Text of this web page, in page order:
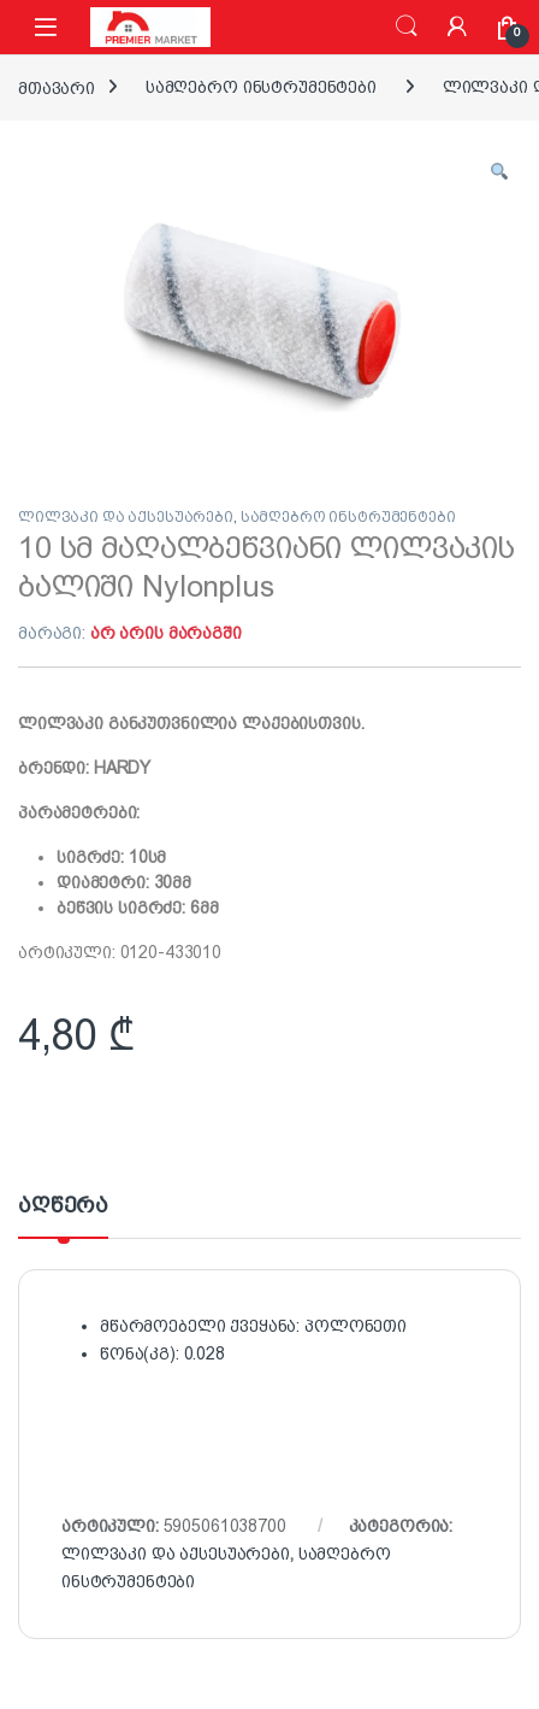
ნავიგაციაზე გადასვლა
შინაარსზე გადასვლა
0
მთავარი სამღებრო ინსტრუმენტები ლილვაკი
ლილვაკი და აქსესუარები სამღებრო ინსტრუმენტები
10 სმ მაღალბეწვიანი ლილვაკის
ბალიში Nylonplus
მარაგი: არ არის მარაგში
ლილვაკი განკუთვნილია ლაქებისთვის.
ბრენდი: HARDY
პარამეტრები:
სიგრძე: 10სმ
დიამეტრი: 30მმ
ბეწვის სიგრძე: 6მმ
არტიკული: 0120-433010
4,80 ₾
აღწერა
მწარმოებელი ქვეყანა: პოლონეთი
წონა(კგ): 0.028
არტიკული: 5905061038700
კატეგორია:
ლილვაკი და აქსესუარები, სამღებრო
ინსტრუმენტები